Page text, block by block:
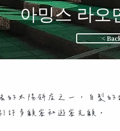
아밍스 라오
<
的太陽餅店之一，自製
許多顧客和遊客光顧。